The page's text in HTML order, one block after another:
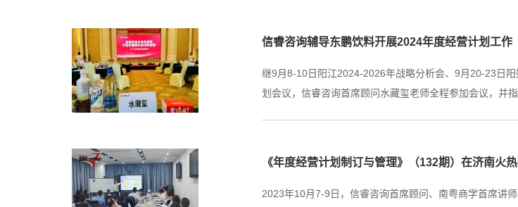
信睿咨询辅导东鹏饮料开展2024年度经营计划工作
继9月8-10日阳江2024-2026年战略分析会、9月20-23日
划会议，信睿咨询首席顾问水藏玺老师全程参加会议，并
《年度经营计划制订与管理》（132期）在济南火
2023年10月7-9日，信睿咨询首席顾问、南粤商学首席讲